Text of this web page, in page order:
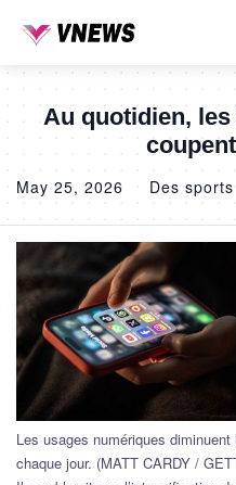
Au quotidien,
May 25, 2026 Des sports
Les usages numériques
chaque jour. (MATT CARDY /